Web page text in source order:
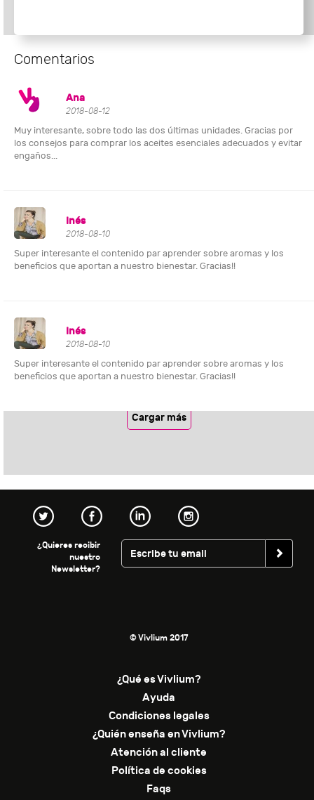
Comentarios
Ana
2018-08-12
Muy interesante, sobre todo las dos últimas unidades. Gracias por
los consejos para comprar los aceites esenciales adecuados y evitar
engaños...
Inés
2018-08-10
Super interesante el contenido par aprender sobre aromas y los
beneficios que aportan a nuestro bienestar. Gracias!!
Inés
2018-08-10
Super interesante el contenido par aprender sobre aromas y los
beneficios que aportan a nuestro bienestar. Gracias!!
Cargar más
¿Quieres recibir
nuestro
Newsletter?
© Vivlium 2017
¿Qué es Vivlium?
Ayuda
Condiciones legales
¿Quién enseña en Vivlium?
Atención al cliente
Política de cookies
Faqs